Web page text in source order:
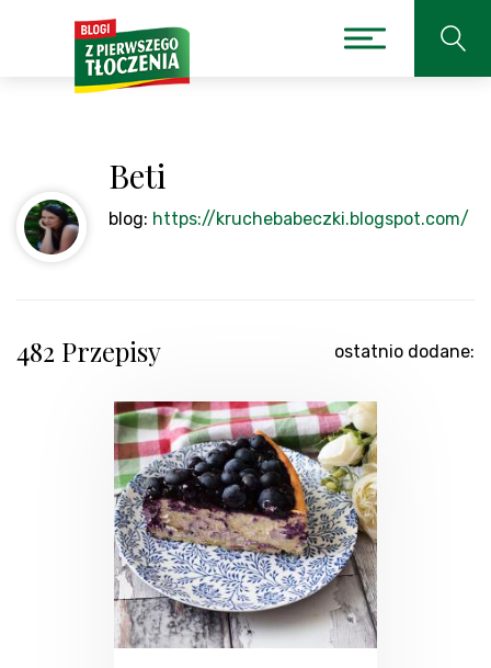
Beti
blog: https://kruchebabeczki.blogspot.com/
482 Przepisy ostatnio dodane: